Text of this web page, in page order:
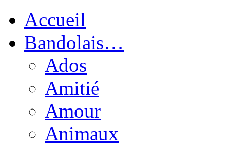
Accueil
Bandolais…
Ados
Amitié
Amour
Animaux